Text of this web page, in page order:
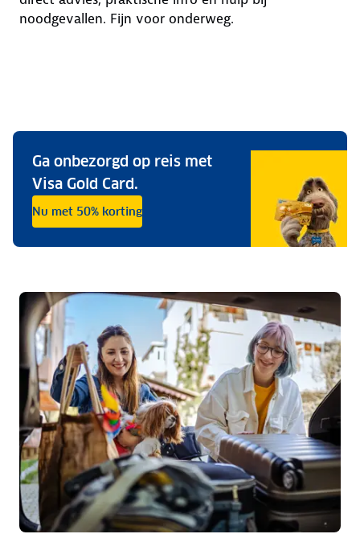
noodgevallen. Fijn voor onderweg.
Ga onbezorgd op reis met
Visa Gold Card.
Nu met 50% korting